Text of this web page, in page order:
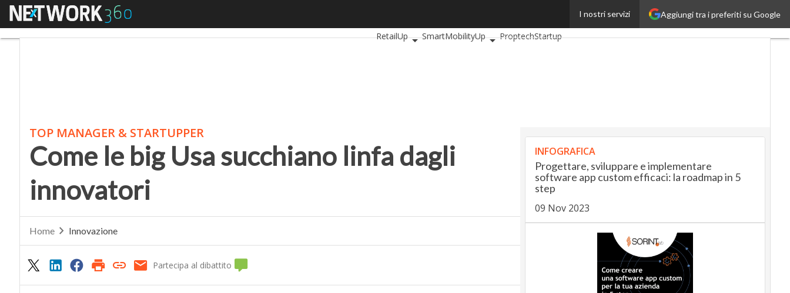
Aggiungi tra i preferiti su Google
I nostri servizi
Menu
InsuranceUp
RetailUp
SmartMobilityUp ProptechStartup
TOP MANAGER & STARTUPPER
Come le big Usa succhiano linfa dagli
innovatori
Home Innovazione
Partecipa al dibattito
INFOGRAFICA
Progettare, sviluppare e implementare
software app custom efficaci: la roadmap in 5
step
09 Nov 2023